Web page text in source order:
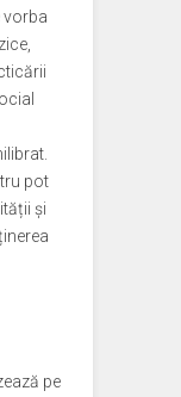
vorba
pot
și
pe